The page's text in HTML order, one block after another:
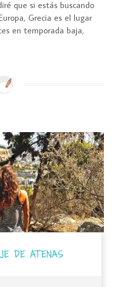
que si estás buscando
Grecia es el lugar
en temporada baja,
DE ATENAS